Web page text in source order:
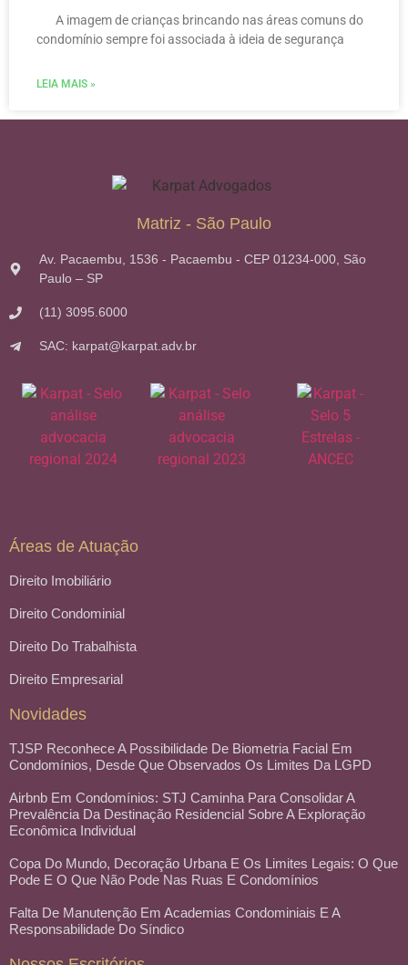
A imagem de crianças brincando nas áreas comuns do
condomínio sempre foi associada à ideia de segurança
LEIA MAIS »
Matriz - São Paulo
Av. Pacaembu, 1536 - Pacaembu - CEP 01234-000, São
Paulo – SP
(11) 3095.6000
SAC: karpat@karpat.adv.br
Áreas de Atuação
Direito Imobiliário
Direito Condominial
Direito Do Trabalhista
Direito Empresarial
Novidades
TJSP Reconhece A Possibilidade De Biometria Facial Em
Condomínios, Desde Que Observados Os Limites Da LGPD
Airbnb Em Condomínios: STJ Caminha Para Consolidar A
Prevalência Da Destinação Residencial Sobre A Exploração
Econômica Individual
Copa Do Mundo, Decoração Urbana E Os Limites Legais: O Que
Pode E O Que Não Pode Nas Ruas E Condomínios
Falta De Manutenção Em Academias Condominiais E A
Responsabilidade Do Síndico